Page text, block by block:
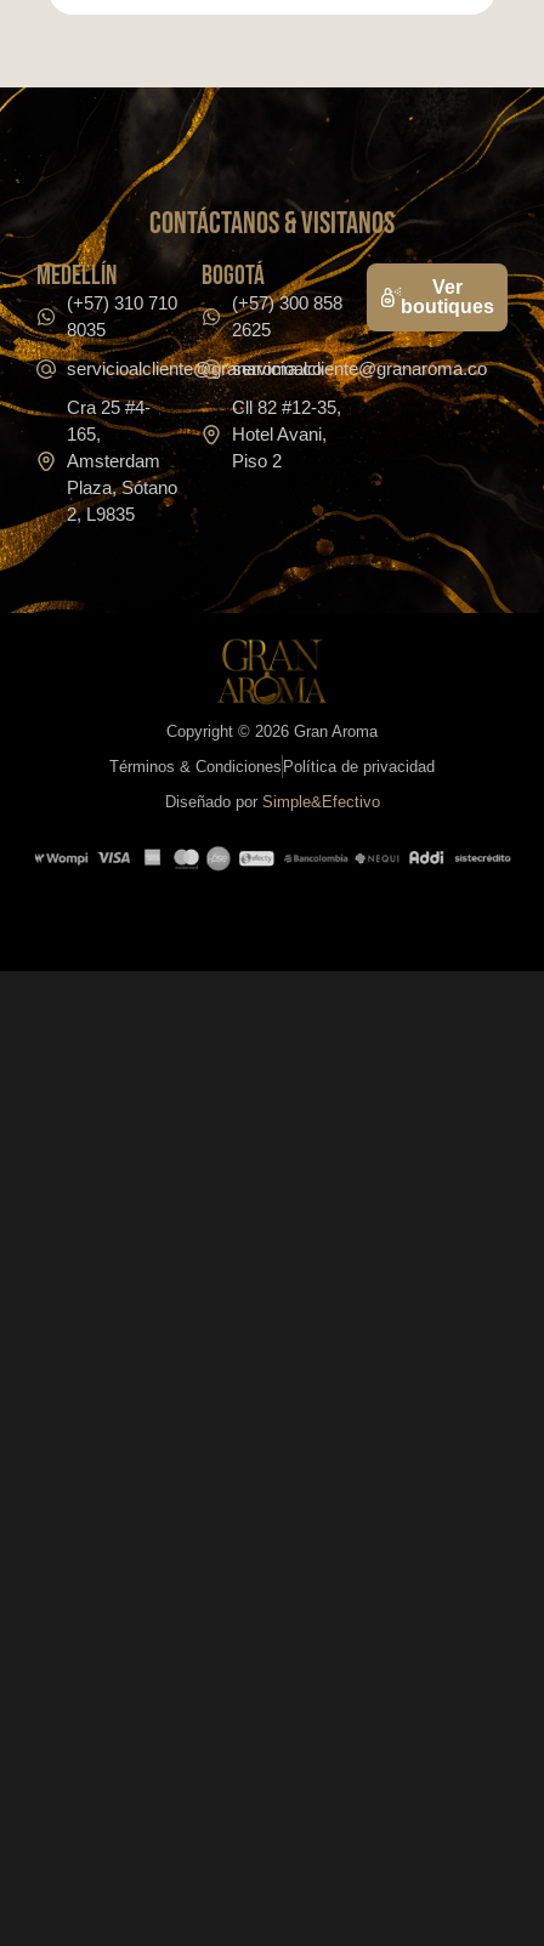
CONTáCTanos & VISITANOS
medellín
(+57) 310 710
8035
servicioalcliente@granaroma.co
Cra 25 #4-
165,
Amsterdam
Plaza, Sótano
2, L9835
bogotá
(+57) 300 858
2625
servicioalcliente@granaroma.co
Cll 82 #12-35,
Hotel Avani,
Piso 2
Ver
boutiques
Copyright © 2026 Gran Aroma
Términos & Condiciones Política de privacidad
Diseñado por Simple&Efectivo